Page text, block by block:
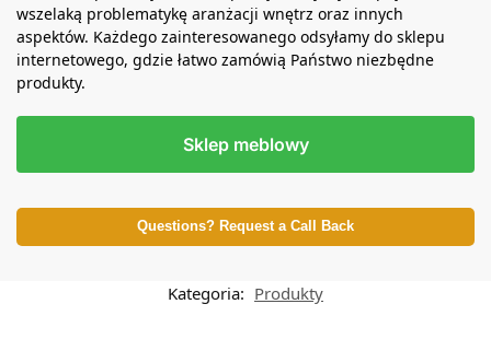
wszelaką problematykę aranżacji wnętrz oraz innych
aspektów. Każdego zainteresowanego odsyłamy do sklepu
internetowego, gdzie łatwo zamówią Państwo niezbędne
produkty.
Sklep meblowy
Questions? Request a Call Back
Kategoria: Produkty